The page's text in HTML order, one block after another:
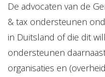
De advocaten van de
& tax ondersteunen
in Duitsland of die dit
ondersteunen
organisaties en